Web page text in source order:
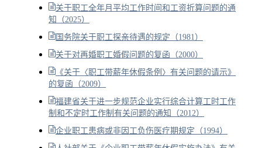
关于职工全年月平均工作时间和工资折算问题的通
知（2025）
国务院关于职工探亲待遇的规定（1981）
关于对再婚职工婚假问题的复函（2000）
《关于〈职工带薪年休假条例〉有关问题的请示》
的复函（2009）
福建省关于进一步规范企业实行综合计算工时工作
制和不定时工作制有关问题的通知（2012）
企业职工患病或非因工负伤医疗期规定（1994）